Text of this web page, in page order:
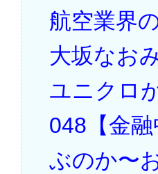
航空業界
大坂なお
ユニクロ
048【金
ぶのか〜